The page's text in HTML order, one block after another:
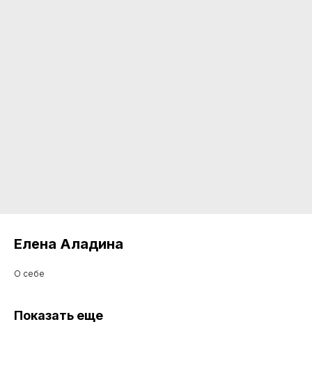
Елена Аладина
О себе
Показать еще